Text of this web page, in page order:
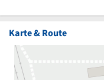
Karte & Route